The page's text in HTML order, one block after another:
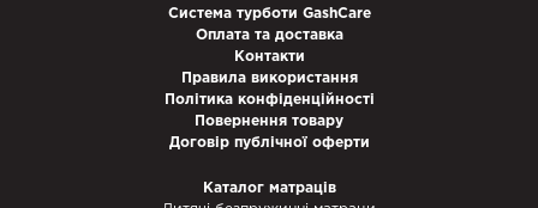
Система турботи GashCare
Оплата та доставка
Контакти
Правила використання
Політика конфіденційності
Повернення товару
Договір публічної оферти
Каталог матраців